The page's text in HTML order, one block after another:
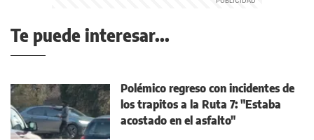
Te puede interesar...
Polémico regreso con incidentes de
los trapitos a la Ruta 7: "Estaba
acostado en el asfalto"